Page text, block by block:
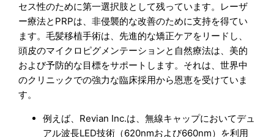
セス性のために第一選択肢として残っています。レーザ
ー療法とPRPは、非侵襲的な改善のために支持を得てい
ます。毛髪移植手術は、先進的な矯正ケアをリードし、
頭皮のマイクロピグメンテーションと自然療法は、美的
および予防的な目標をサポートします。それは、世界中
のクリニックでの強力な臨床採用から恩恵を受けていま
す。
例えば、Revian Inc.は、無線キャップにおいてデュ
アル波長LED技術（620nmおよび660nm）を利用